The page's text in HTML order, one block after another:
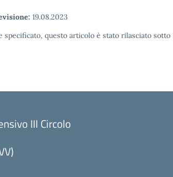
19.08.2023
specificato, questo articolo è stato rilasciato
III Circolo